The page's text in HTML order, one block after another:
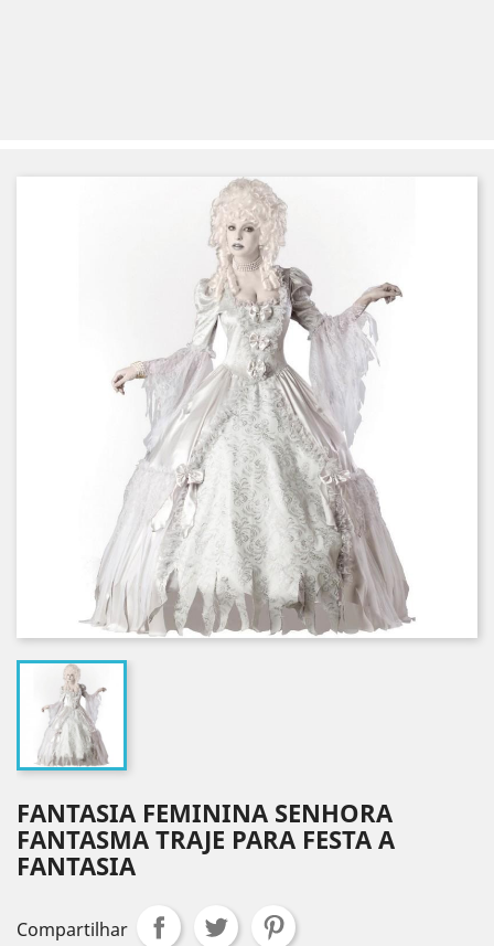
FANTASIA FEMININA SENHORA
FANTASMA TRAJE PARA FESTA A
FANTASIA
Compartilhar